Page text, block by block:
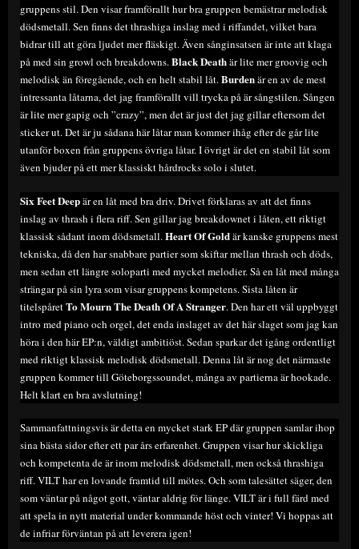
gruppens stil. Den visar framförallt hur bra gruppen bemästrar melodisk
dödsmetall. Sen finns det thrashiga inslag med i riffandet, vilket bara
bidrar till att göra ljudet mer fläskigt. Även sånginsatsen är inte att klaga
på med sin growl och breakdowns.Black Deathär lite mer groovig och
melodisk än föregående, och en helt stabil låt.Burdenär en av de mest
intressanta låtarna, det jag framförallt vill trycka på är sångstilen. Sången
är lite mer gapig och ”crazy”, men det är just det jag gillar eftersom det
sticker ut. Det är ju sådana här låtar man kommer ihåg efter de går lite
utanför boxen från gruppens övriga låtar. I övrigt är det en stabil låt som
även bjuder på ett mer klassiskt hårdrocks solo i slutet.
Six Feet Deepär en låt med bra driv. Drivet förklaras av att det finns
inslag av thrash i flera riff. Sen gillar jag breakdownet i låten, ett riktigt
klassisk sådant inom dödsmetall.Heart Of Goldär kanske gruppens mest
tekniska, då den har snabbare partier som skiftar mellan thrash och döds,
men sedan ett längre soloparti med mycket melodier. Så en låt med många
strängar på sin lyra som visar gruppens kompetens. Sista låten är
titelspåretTo Mourn The Death Of A Stranger. Den har ett väl uppbyggt
intro med piano och orgel, det enda inslaget av det här slaget som jag kan
höra i den här EP:n, väldigt ambitiöst. Sedan sparkar det igång ordentligt
med riktigt klassisk melodisk dödsmetall. Denna låt är nog det närmaste
gruppen kommer till Göteborgssoundet, många av partierna är hookade.
Helt klart en bra avslutning!
Sammanfattningsvis är detta en mycket stark EP där gruppen samlar ihop
sina bästa sidor efter ett par års erfarenhet. Gruppen visar hur skickliga
och kompetenta de är inom melodisk dödsmetall, men också thrashiga
riff. VILT har en lovande framtid till mötes. Och som talesättet säger, den
som väntar på något gott, väntar aldrig för länge. VILT är i full färd med
att spela in nytt material under kommande höst och vinter! Vi hoppas att
de infriar förväntan på att leverera igen!